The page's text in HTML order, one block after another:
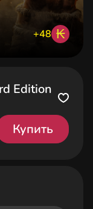
+48 ₭
Edition
Купить